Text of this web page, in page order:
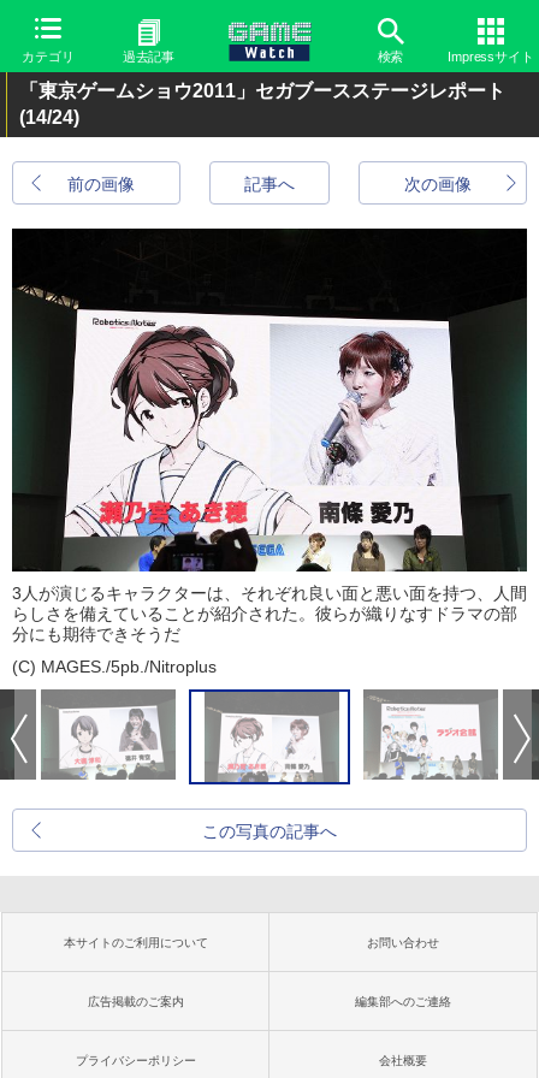
カテゴリ 過去記事 検索 Impressサイト
「東京ゲームショウ2011」セガブースステージレポート
(14/24)
前の画像 次の画像
記事へ
3人が演じるキャラクターは、それぞれ良い面と悪い面を持つ、人間
らしさを備えていることが紹介された。彼らが織りなすドラマの部
分にも期待できそうだ
(C) MAGES./5pb./Nitroplus
この写真の記事へ
本サイトのご利用について お問い合わせ
広告掲載のご案内 編集部へのご連絡
プライバシーポリシー 会社概要